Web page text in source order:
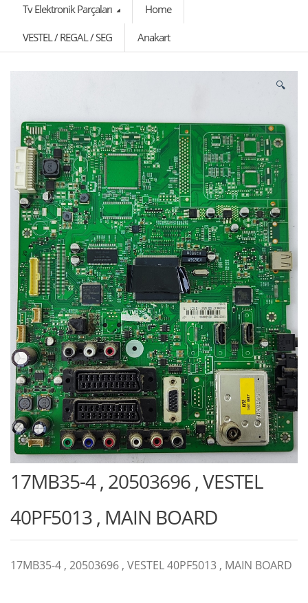
Tv Elektronik Parçaları
Home
VESTEL / REGAL / SEG Anakart
🔍
17MB35-4 , 20503696 , VESTEL
40PF5013 , MAIN BOARD
17MB35-4 , 20503696 , VESTEL 40PF5013 , MAIN BOARD